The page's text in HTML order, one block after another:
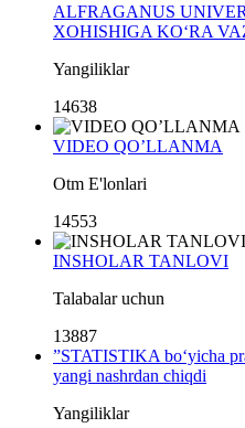
ALFRAGANUS
XOHISHIGA KO‘RA
Yangiliklar
14638
VIDEO QO’LLANMA
Otm E'lonlari
14553
INSHOLAR TANLOVI
Talabalar uchun
13887
”STATISTIKA bo‘yicha
yangi nashrdan chiqdi
Yangiliklar